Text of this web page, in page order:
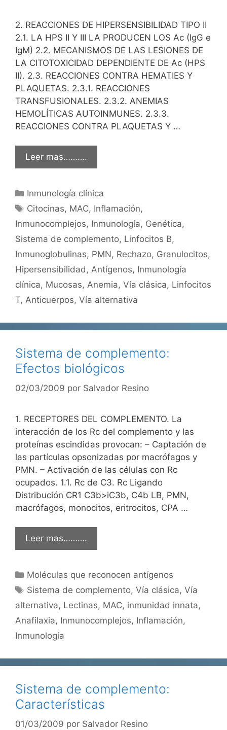
2. REACCIONES DE HIPERSENSIBILIDAD TIPO II
2.1. LA HPS II Y III LA PRODUCEN LOS Ac (IgG e
IgM) 2.2. MECANISMOS DE LAS LESIONES DE
LA CITOTOXICIDAD DEPENDIENTE DE Ac (HPS
II). 2.3. REACCIONES CONTRA HEMATIES Y
PLAQUETAS. 2.3.1. REACCIONES
TRANSFUSIONALES. 2.3.2. ANEMIAS
HEMOLÍTICAS AUTOINMUNES. 2.3.3.
REACCIONES CONTRA PLAQUETAS Y …
Leer mas……….
Categorías
Inmunología clínica
Etiquetas
Citocinas, MAC, Inflamación,
Inmunocomplejos, Inmunología, Genética,
Sistema de complemento, Linfocitos B,
Inmunoglobulinas, PMN, Rechazo, Granulocitos,
Hipersensibilidad, Antígenos, Inmunología
clínica, Mucosas, Anemia, Vía clásica, Linfocitos
T, Anticuerpos, Vía alternativa
Sistema de complemento:
Efectos biológicos
02/03/2009 por Salvador Resino
1. RECEPTORES DEL COMPLEMENTO. La
interacción de los Rc del complemento y las
proteínas escindidas provocan: – Captación de
las partículas opsonizadas por macrófagos y
PMN. – Activación de las células con Rc
ocupados. 1.1. Rc de C3. Rc Ligando
Distribución CR1 C3b>iC3b, C4b LB, PMN,
macrófagos, monocitos, eritrocitos, CPA …
Leer mas……….
Categorías
Moléculas que reconocen antígenos
Etiquetas
Sistema de complemento,Vía clásica,Vía
alternativa, Lectinas, MAC, inmunidad innata,
Anafilaxia, Inmunocomplejos, Inflamación,
Inmunología
Sistema de complemento:
Características
01/03/2009 por Salvador Resino